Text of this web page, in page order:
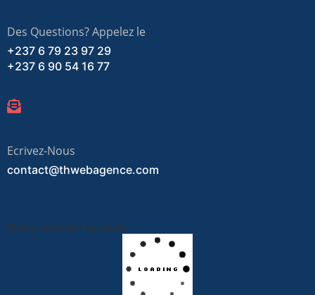
Des Questions? Appelez le
+237 6 79 23 97 29
+237 6 90 54 16 77
Ecrivez-Nous
contact@thwebagence.com
Suivez-nous sur Facebook